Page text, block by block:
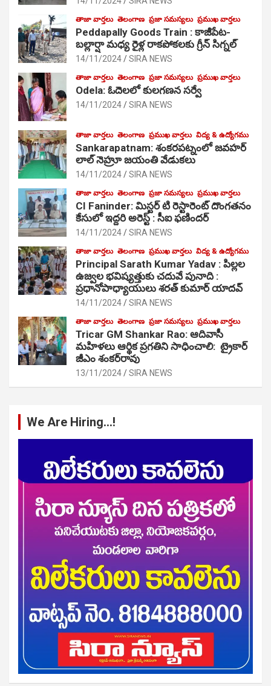
తాజా వార్తలు తెలంగాణ ప్రజా సమస్యలు ప్రముఖ వార్తలు
Peddapally Goods Train : కాజీపేట-
బల్లార్షా మధ్య రైళ్ల రాకపోకలకు గ్రీన్ సిగ్నల్
14/11/2024 SIRA NEWS
తాజా వార్తలు తెలంగాణ ప్రజా సమస్యలు ప్రముఖ వార్తలు
Odela: ఓదెలలో కులగణన సర్వే
14/11/2024 SIRA NEWS
తాజా వార్తలు తెలంగాణ ప్రముఖ వార్తలు విద్య & ఉద్యోగము
Sankarapatnam: శంకరపట్నంలో జవహర్
లాల్ నెహ్రూ జయంతి వేడుకలు
14/11/2024 SIRA NEWS
తాజా వార్తలు తెలంగాణ ప్రజా సమస్యలు ప్రముఖ వార్తలు
CI Faninder: మిస్టర్ టి రెస్టారెంట్ దొంగతనం
కేసులో ఇద్దరి అరెస్ట్ : సీఐ ఫణిందర్
14/11/2024 SIRA NEWS
తాజా వార్తలు తెలంగాణ ప్రముఖ వార్తలు విద్య & ఉద్యోగము
Principal Sarath Kumar Yadav : పిల్లల
ఉజ్వల భవిష్యత్తుకు చదువే పునాది :
ప్రధానోపాధ్యాయులు శరత్ కుమార్ యాదవ్
14/11/2024 SIRA NEWS
తాజా వార్తలు తెలంగాణ ప్రజా సమస్యలు ప్రముఖ వార్తలు
Tricar GM Shankar Rao: ఆదివాసీ
మహిళలు ఆర్థిక ప్రగతిని సాధించాలి: ట్రైకార్
జీఎం శంకర్‌రావు
13/11/2024 SIRA NEWS
We Are Hiring…!